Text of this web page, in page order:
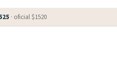
· oficial $1520